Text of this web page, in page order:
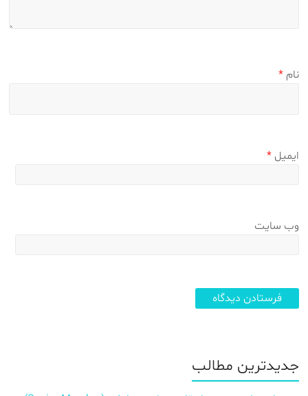
نام*
ایمیل*
وب‌ سایت
جدیدترین مطالب